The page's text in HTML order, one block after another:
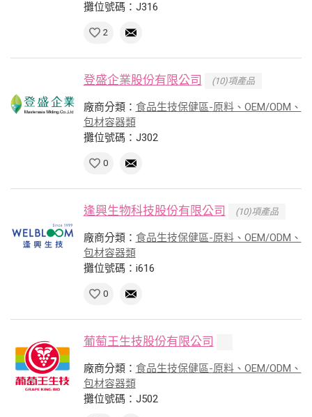
攤位號碼：J316
2
登盛企業股份有限公司 (10)項產品
廠商分類： 食品生技保健區-原料、OEM/ODM、
包材容器類
攤位號碼：J302
0
逢興生物科技股份有限公司 (10)項產品
廠商分類： 食品生技保健區-原料、OEM/ODM、
包材容器類
攤位號碼：i616
0
葡萄王生技股份有限公司
廠商分類： 食品生技保健區-原料、OEM/ODM、
包材容器類
攤位號碼：J502